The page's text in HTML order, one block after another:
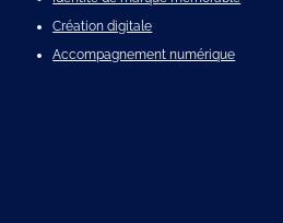
Création digitale
Accompagnement numérique